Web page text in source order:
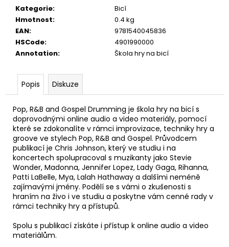
Kategorie:
Bicí
Hmotnost:
0.4 kg
EAN:
9781540045836
HSCode:
4901990000
Annotation: Škola hry na bicí
Popis Diskuze
Pop, R&B and Gospel Drumming je škola hry na bicí s
doprovodnými online audio a video materiály, pomocí
které se zdokonalíte v rámci improvizace, techniky hry a
groove ve stylech Pop, R&B and Gospel. Průvodcem
publikací je Chris Johnson, který ve studiu i na
koncertech spolupracoval s muzikanty jako Stevie
Wonder, Madonna, Jennifer Lopez, Lady Gaga, Rihanna,
Patti LaBelle, Mya, Lalah Hathaway a dalšími neméně
zajímavými jmény. Podělí se s vámi o zkušenosti s
hraním na živo i ve studiu a poskytne vám cenné rady v
rámci techniky hry a přístupů.
Spolu s publikací získáte i přístup k online audio a video
materiálům.
u
e
m
e
SENCOR
LADIČKA
DIGITÁLNÍ
SDT-
7
350
Kč